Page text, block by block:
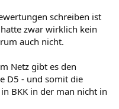
schreiben ist
zwar wirklich kein
auch nicht.
Netz gibt es den
D5 - und somit die
BKK in der man nicht in